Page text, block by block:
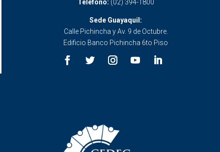
Teléfono: (02) 394-1800
Sede Guayaquil:
Calle Pichincha y Av. 9 de Octubre.
Edificio Banco Pichincha 6to Piso